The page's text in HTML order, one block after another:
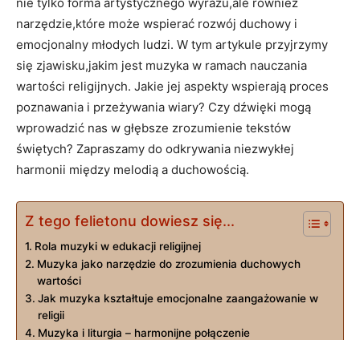
narzędzie,które może wspierać rozwój duchowy i
emocjonalny młodych ludzi. W tym artykule przyjrzymy
się zjawisku,jakim jest muzyka w ramach nauczania
wartości religijnych. Jakie jej aspekty wspierają proces
poznawania i przeżywania wiary? Czy dźwięki mogą
wprowadzić nas w głębsze zrozumienie tekstów
świętych? Zapraszamy do odkrywania niezwykłej
harmonii między melodią a duchowością.
Z tego felietonu dowiesz się...
Rola muzyki w edukacji religijnej
Muzyka jako narzędzie do zrozumienia duchowych
wartości
Jak muzyka kształtuje emocjonalne zaangażowanie w
religii
Muzyka i liturgia – harmonijne połączenie